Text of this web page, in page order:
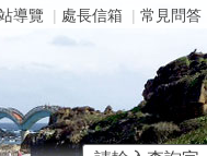
導覽 處長信箱 常見問答